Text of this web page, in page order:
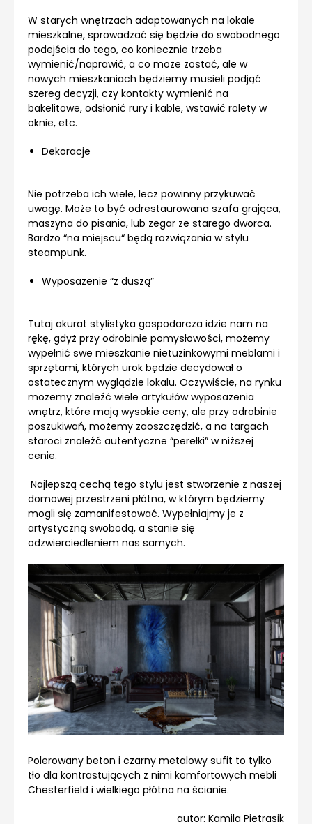
W starych wnętrzach adaptowanych na lokale
mieszkalne, sprowadzać się będzie do swobodnego
podejścia do tego, co koniecznie trzeba
wymienić/naprawić, a co może zostać, ale w
nowych mieszkaniach będziemy musieli podjąć
szereg decyzji, czy kontakty wymienić na
bakelitowe, odsłonić rury i kable, wstawić rolety w
oknie, etc.
Dekoracje
Nie potrzeba ich wiele, lecz powinny przykuwać
uwagę. Może to być odrestaurowana szafa grająca,
maszyna do pisania, lub zegar ze starego dworca.
Bardzo “na miejscu“ będą rozwiązania w stylu
steampunk.
Wyposażenie “z duszą”
Tutaj akurat stylistyka gospodarcza idzie nam na
rękę, gdyż przy odrobinie pomysłowości, możemy
wypełnić swe mieszkanie nietuzinkowymi meblami i
sprzętami, których urok będzie decydował o
ostatecznym wyglądzie lokalu. Oczywiście, na rynku
możemy znaleźć wiele artykułów wyposażenia
wnętrz, które mają wysokie ceny, ale przy odrobinie
poszukiwań, możemy zaoszczędzić, a na targach
staroci znaleźć autentyczne “perełki” w niższej
cenie.
Najlepszą cechą tego stylu jest stworzenie z naszej
domowej przestrzeni płótna, w którym będziemy
mogli się zamanifestować. Wypełniajmy je z
artystyczną swobodą, a stanie się
odzwierciedleniem nas samych.
Polerowany beton i czarny metalowy sufit to tylko
tło dla kontrastujących z nimi komfortowych mebli
Chesterfield i wielkiego płótna na ścianie.
autor: Kamila Pietrasik